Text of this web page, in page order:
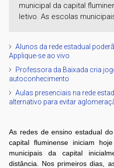
municipal da capital
letivo. As escolas
Alunos da rede estadual
Applique-se ao vivo
Professora da Baixada cria
autoconhecimento
Aulas presenciais na rede
alternativo para evitar
As redes de ensino estadual
capital fluminense iniciam
municipais da capital
distância. Nos primeiros dias,